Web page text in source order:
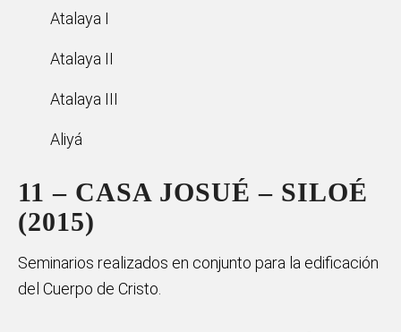
Atalaya I
Atalaya II
Atalaya III
Aliyá
11 – CASA JOSUÉ – SILOÉ
(2015)
Seminarios realizados en conjunto para la edificación
del Cuerpo de Cristo.